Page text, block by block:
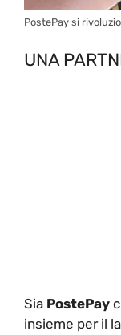
PostePay si
UNA
Sia PostePay
insieme per il